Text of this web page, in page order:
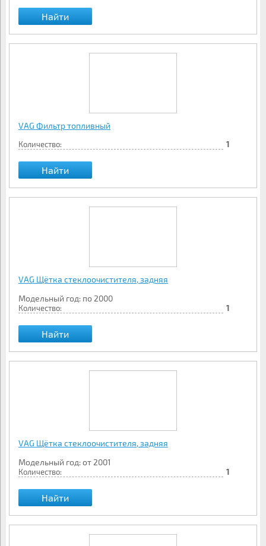
Найти
VAG Фильтр топливный
Количество: 1
Найти
VAG Щётка стеклоочистителя, задняя
Модельный год: по 2000
Количество: 1
Найти
VAG Щётка стеклоочистителя, задняя
Модельный год: от 2001
Количество: 1
Найти